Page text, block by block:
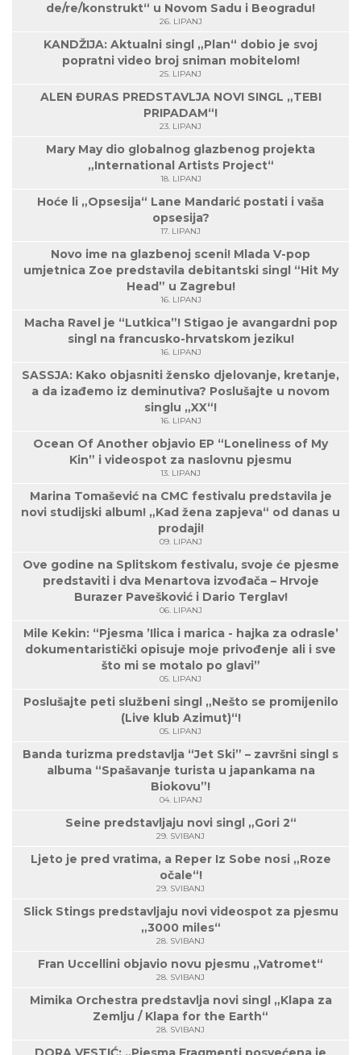
de/re/konstrukt“ u Novom Sadu i Beogradu!
26. LIPANJ
KANDŽIJA: Aktualni singl „Plan“ dobio je svoj
popratni video broj sniman mobitelom!
25. LIPANJ
ALEN ĐURAS PREDSTAVLJA NOVI SINGL „TEBI
PRIPADAM“!
23. LIPANJ
Mary May dio globalnog glazbenog projekta
„International Artists Project“
18. LIPANJ
Hoće li „Opsesija“ Lane Mandarić postati i vaša
opsesija?
17. LIPANJ
Novo ime na glazbenoj sceni! Mlada V-pop
umjetnica Zoe predstavila debitantski singl “Hit My
Head” u Zagrebu!
16. LIPANJ
Macha Ravel je “Lutkica”! Stigao je avangardni pop
singl na francusko-hrvatskom jeziku!
16. LIPANJ
SASSJA: Kako objasniti žensko djelovanje, kretanje,
a da izađemo iz deminutiva? Poslušajte u novom
singlu „XX“!
16. LIPANJ
Ocean Of Another objavio EP “Loneliness of My
Kin” i videospot za naslovnu pjesmu
13. LIPANJ
Marina Tomašević na CMC festivalu predstavila je
novi studijski album! „Kad žena zapjeva“ od danas u
prodaji!
09. LIPANJ
Ove godine na Splitskom festivalu, svoje će pjesme
predstaviti i dva Menartova izvođača – Hrvoje
Burazer Pavešković i Dario Terglav!
06. LIPANJ
Mile Kekin: “Pjesma ’Ilica i marica - hajka za odrasle’
dokumentaristički opisuje moje privođenje ali i sve
što mi se motalo po glavi”
05. LIPANJ
Poslušajte peti službeni singl „Nešto se promijenilo
(Live klub Azimut)“!
05. LIPANJ
Banda turizma predstavlja “Jet Ski” – završni singl s
albuma “Spašavanje turista u japankama na
Biokovu”!
04. LIPANJ
Seine predstavljaju novi singl „Gori 2“
29. SVIBANJ
Ljeto je pred vratima, a Reper Iz Sobe nosi „Roze
očale“!
29. SVIBANJ
Slick Stings predstavljaju novi videospot za pjesmu
„3000 miles“
28. SVIBANJ
Fran Uccellini objavio novu pjesmu „Vatromet“
28. SVIBANJ
Mimika Orchestra predstavlja novi singl „Klapa za
Zemlju / Klapa for the Earth“
28. SVIBANJ